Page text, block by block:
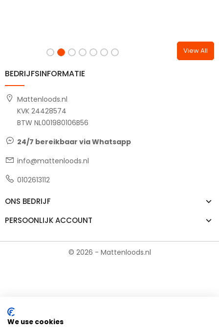
View All
BEDRIJFSINFORMATIE
Mattenloods.nl
KVK 24428574
BTW NL001980106B56
24/7 bereikbaar via Whatsapp
info@mattenloods.nl
0102613112
ONS BEDRIJF
PERSOONLIJK ACCOUNT
© 2026 - Mattenloods.nl
We use cookies